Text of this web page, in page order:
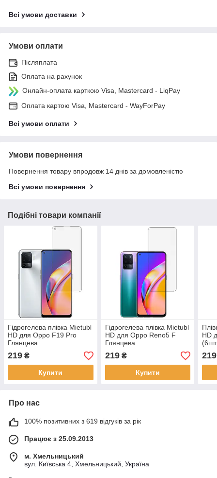
Всі умови доставки
Умови оплати
Післяплата
Оплата на рахунок
Онлайн-оплата карткою Visa, Mastercard - LiqPay
Оплата картою Visa, Mastercard - WayForPay
Всі умови оплати
Умови повернення
Повернення товару впродовж 14 днів за домовленістю
Всі умови повернення
Подібні товари компанії
Гідрогелева плівка Mietubl
HD для Oppo F19 Pro
Глянцева
219 ₴
Купити
Гідрогелева плівка Mietubl
HD для Oppo Reno5 F
Глянцева
219₴
Купити
HD
219
Про нас
100% позитивних з 619 відгуків за рік
Працює з 25.09.2013
м. Хмельницький
вул. Київська 4, Хмельницький, Україна